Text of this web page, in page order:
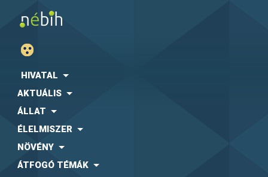
HIVATAL
AKTUÁLIS
ÁLLAT
ÉLELMISZER
NÖVÉNY
ÁTFOGÓ TÉMÁK